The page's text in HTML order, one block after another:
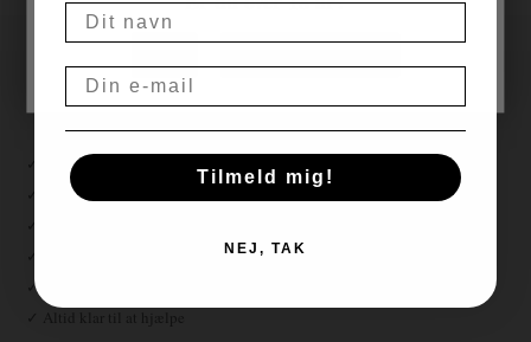
★ ★ ★ ★ ★
✓ Fri fragt over 999,-
✓ Kæmpe vinudvalg
✓ Gratis fragt ved afhentning i butik
Navn
Email
Tilmeld mig!
NEJ, TAK